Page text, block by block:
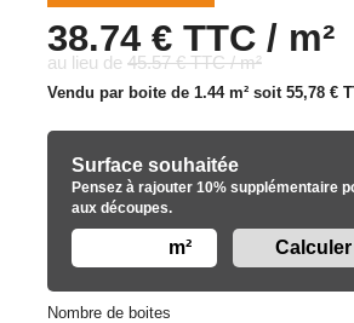
38.74 € TTC / m²
au lieu de 45.57 € TTC / m²
Vendu par boite de 1.44 m² soit 55,78 €
Surface souhaitée
Pensez à rajouter 10% supplémentaire
aux découpes.
m²
Nombre de boites